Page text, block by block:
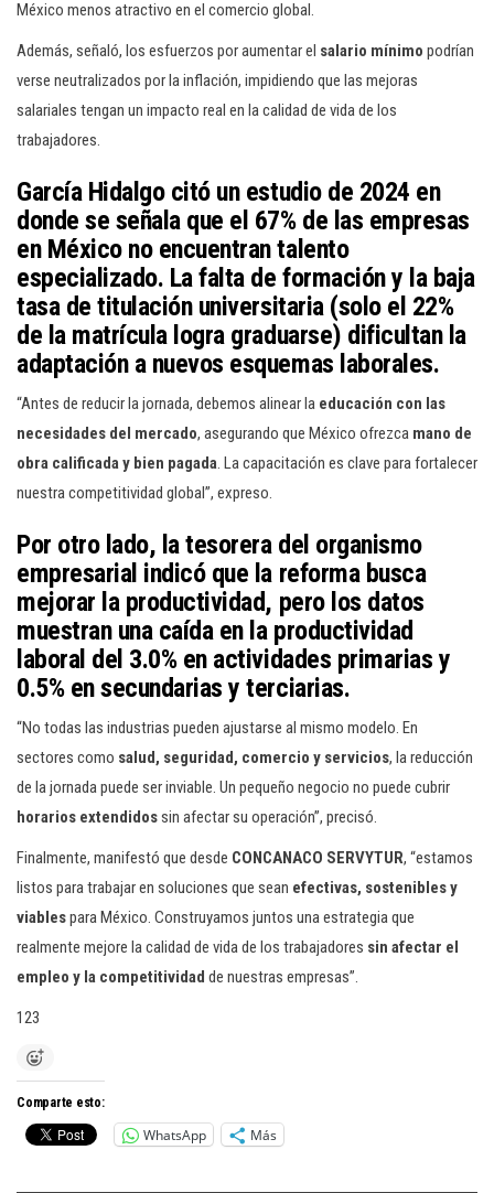
México menos atractivo en el comercio global.
Además, señaló, los esfuerzos por aumentar el salario mínimo podrían
verse neutralizados por la inflación, impidiendo que las mejoras
salariales tengan un impacto real en la calidad de vida de los
trabajadores.
García Hidalgo citó un estudio de 2024 en
donde se señala que el 67% de las empresas
en Méxicono encuentran talento
especializado. La falta de formación y la baja
tasa de titulación universitaria(solo el 22%
de la matrículalogra graduarse) dificultan la
adaptación a nuevos esquemas laborales.
“Antes de reducir la jornada, debemos alinear la educación con las
necesidades del mercado, asegurando que México ofrezca mano de
obra calificada y bien pagada. La capacitación es clave para fortalecer
nuestra competitividad global”, expreso.
Por otro lado, la tesorera del organismo
empresarial indicó que la reforma busca
mejorar la productividad, pero los datos
muestran una caída en la productividad
laboral del 3.0% en actividades primarias y
0.5% en secundarias y terciarias.
“No todas las industrias pueden ajustarse al mismo modelo. En
sectores como salud, seguridad, comercio y servicios, la reducción
de la jornada puede ser inviable. Un pequeño negocio no puede cubrir
horarios extendidossin afectar su operación”, precisó.
Finalmente, manifestó que desde CONCANACO SERVYTUR, “estamos
listos para trabajar en soluciones que sean efectivas, sostenibles y
viablespara México. Construyamos juntos una estrategia que
realmente mejore la calidad de vida de los trabajadores sin afectar el
empleo y la competitividad de nuestras empresas”.
123
Comparte esto:
WhatsApp Más